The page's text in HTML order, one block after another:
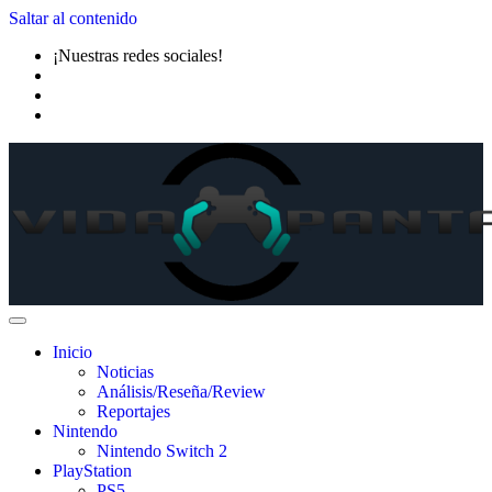
Saltar al contenido
¡Nuestras redes sociales!
Inicio
Noticias
Análisis/Reseña/Review
Reportajes
Nintendo
Nintendo Switch 2
PlayStation